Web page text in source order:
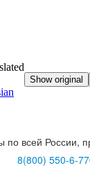
по всей России,
8(800) 550-6-